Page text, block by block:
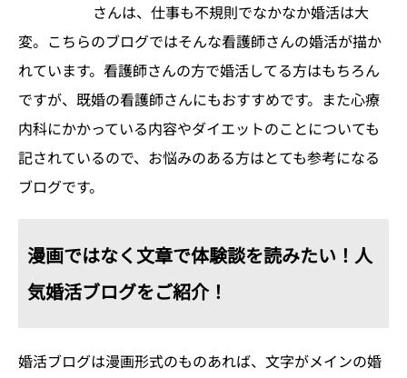
さんは、仕事も不規則でなかなか婚活は大
変。こちらのブログではそんな看護師さんの婚活が描か
れています。看護師さんの方で婚活してる方はもちろん
ですが、既婚の看護師さんにもおすすめです。また心療
内科にかかっている内容やダイエットのことについても
記されているので、お悩みのある方はとても参考になる
ブログです。
漫画ではなく文章で体験談を読みたい！人
気婚活ブログをご紹介！
婚活ブログは漫画形式のものあれば、文字がメインの婚